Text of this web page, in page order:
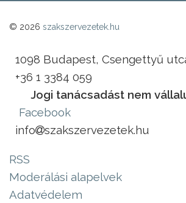
© 2026 szakszervezetek.hu
1098 Budapest, Csengettyű utca
+36 1 3384 059
Jogi tanácsadást nem
Facebook
info
szakszervezetek.hu
RSS
Moderálási alapelvek
Adatvédelem